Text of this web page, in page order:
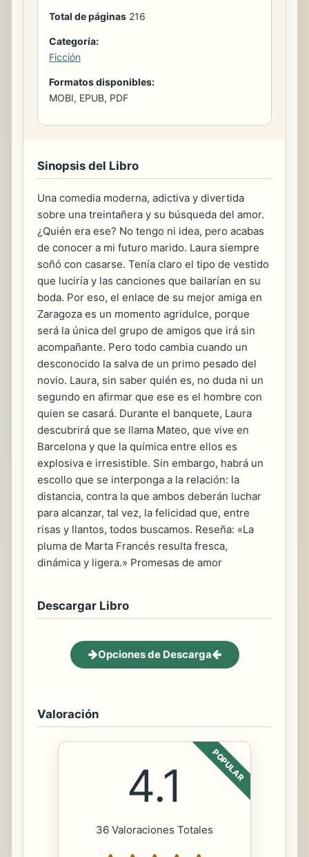
Total de páginas 216
Categoría:
Ficción
Formatos disponibles:
MOBI, EPUB, PDF
Sinopsis del Libro
Una comedia moderna, adictiva y divertida
sobre una treintañera y su búsqueda del amor.
¿Quién era ese? No tengo ni idea, pero acabas
de conocer a mi futuro marido. Laura siempre
soñó con casarse. Tenía claro el tipo de vestido
que luciría y las canciones que bailarían en su
boda. Por eso, el enlace de su mejor amiga en
Zaragoza es un momento agridulce, porque
será la única del grupo de amigos que irá sin
acompañante. Pero todo cambia cuando un
desconocido la salva de un primo pesado del
novio. Laura, sin saber quién es, no duda ni un
segundo en afirmar que ese es el hombre con
quien se casará. Durante el banquete, Laura
descubrirá que se llama Mateo, que vive en
Barcelona y que la química entre ellos es
explosiva e irresistible. Sin embargo, habrá un
escollo que se interponga a la relación: la
distancia, contra la que ambos deberán luchar
para alcanzar, tal vez, la felicidad que, entre
risas y llantos, todos buscamos. Reseña: «La
pluma de Marta Francés resulta fresca,
dinámica y ligera.» Promesas de amor
Descargar Libro
Opciones de Descarga
Valoración
POPULAR
4.1
36 Valoraciones Totales